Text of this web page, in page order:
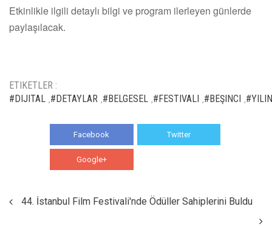
Etkinlikle ilgili detaylı bilgi ve program ilerleyen günlerde
paylaşılacak.
ETIKETLER :
#DIJITAL #DETAYLAR #BELGESEL #FESTIVALI #BEŞINCI
Facebook Twitter
Google+
44. İstanbul Film Festivali'nde Ödüller Sahiplerini Buldu